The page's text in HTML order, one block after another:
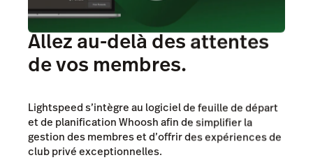
Allez au-delà des attentes
de vos membres.
Lightspeed s’intègre au logiciel de feuille de départ
et de planification Whoosh afin de simplifier la
gestion des membres et d’offrir des expériences de
club privé exceptionnelles.